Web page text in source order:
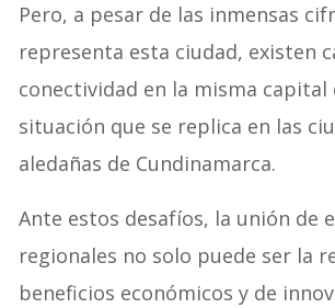
Pero, a pesar de las inmensas
representa esta ciudad, existen
conectividad en la misma capital
situación que se replica en las
aledañas de Cundinamarca.
Ante estos desafíos, la unión de
regionales no solo puede ser la
beneficios económicos y de